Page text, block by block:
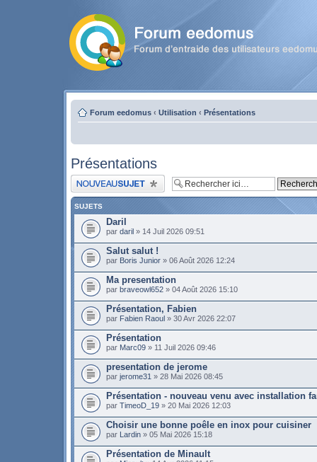
Forum eedomus ‹ Utilisation ‹ Présentations
Présentations
Publier un nouveau sujet
SUJETS
Daril
par daril » 14 Juil 2026 09:51
Salut salut !
par Boris Junior » 06 Août 2026 12:24
Ma presentation
par braveowl652 » 04 Août 2026 15:10
Présentation, Fabien
par Fabien Raoul » 30 Avr 2026 22:07
Présentation
par Marc09 » 11 Juil 2026 09:46
presentation de jerome
par jerome31 » 28 Mai 2026 08:45
Présentation - nouveau venu avec installation
par TimeoD_19 » 20 Mai 2026 12:03
Choisir une bonne poêle en inox pour cuisiner
par Lardin » 05 Mai 2026 15:18
Présentation de Minault